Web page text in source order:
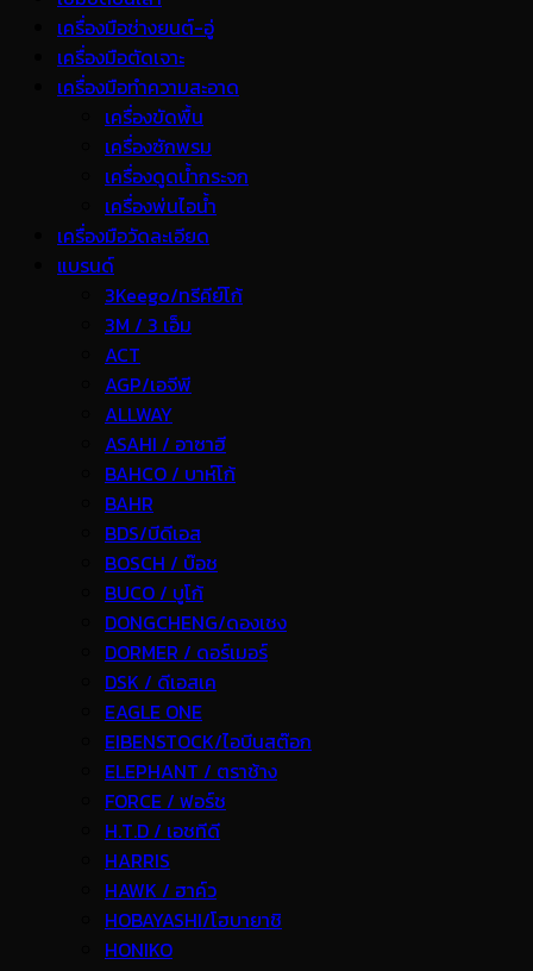
เครื่องมือช่างยนต์-อู่
เครื่องมือตัดเจาะ
เครื่องมือทำความสะอาด
เครื่องขัดพื้น
เครื่องซักพรม
เครื่องดูดน้ำกระจก
เครื่องพ่นไอน้ำ
เครื่องมือวัดละเอียด
แบรนด์
3Keego/ทรีคีย์โก้
3M / 3 เอ็ม
ACT
AGP/เอจีพี
ALLWAY
ASAHI / อาซาฮี
BAHCO / บาห์โก้
BAHR
BDS/บีดีเอส
BOSCH / บ๊อช
BUCO / บูโก้
DONGCHENG/ดองเชง
DORMER / ดอร์เมอร์
DSK / ดีเอสเค
EAGLE ONE
EIBENSTOCK/ไอบีนสต๊อก
ELEPHANT / ตราช้าง
FORCE / ฟอร์ช
H.T.D / เอชทีดี
HARRIS
HAWK / ฮาค์ว
HOBAYASHI/โฮบายาชิ
HONIKO